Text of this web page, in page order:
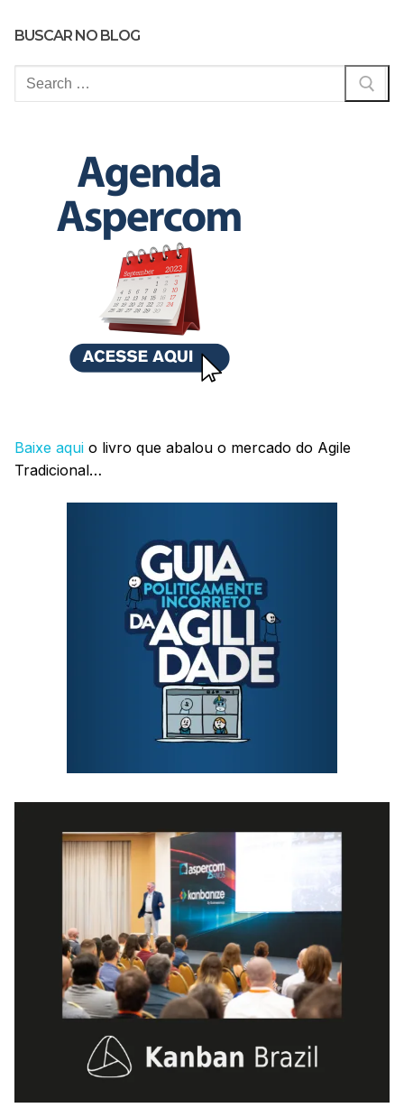
BUSCAR NO BLOG
Pesquisar
por:
Baixe aqui o livro que abalou o mercado do Agile
Tradicional…